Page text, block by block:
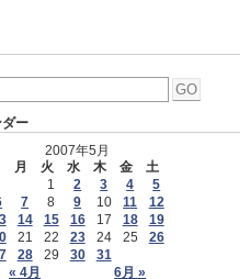
ー
2007年5月
月 火 水 木 金 土
« 4月 6月 »
1 2 3 4
5
7 8 9 10 11
12
14 15 16 17 18
19
21 22 23 24 25
26
28 29 30 31